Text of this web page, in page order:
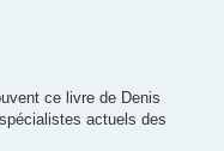
ce livre de Denis
actuels des